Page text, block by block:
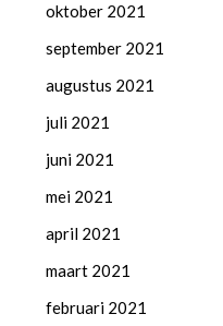
oktober 2021
september 2021
augustus 2021
juli 2021
juni 2021
mei 2021
april 2021
maart 2021
februari 2021